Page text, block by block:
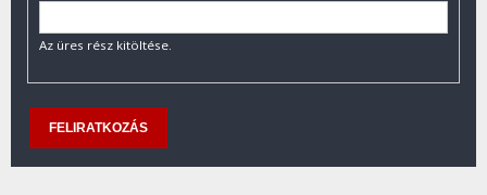
Az üres rész kitöltése.